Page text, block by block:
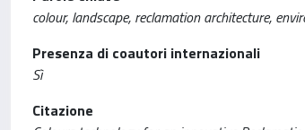
colour, landscape, reclamation architecture,
Presenza di coautori internazionali
Sì
Citazione